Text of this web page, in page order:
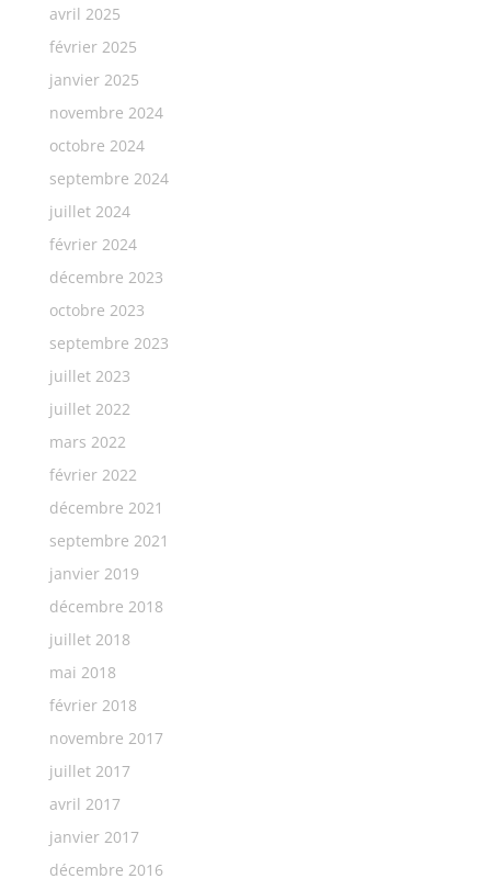
avril 2025
février 2025
janvier 2025
novembre 2024
octobre 2024
septembre 2024
juillet 2024
février 2024
décembre 2023
octobre 2023
septembre 2023
juillet 2023
juillet 2022
mars 2022
février 2022
décembre 2021
septembre 2021
janvier 2019
décembre 2018
juillet 2018
mai 2018
février 2018
novembre 2017
juillet 2017
avril 2017
janvier 2017
décembre 2016